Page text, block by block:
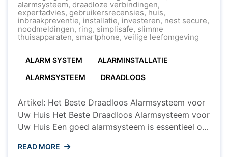
Tips
Aanbevelingen
alarmsysteem, draadloze verbindingen,
expertadvies, gebruikersrecensies, huis,
inbraakpreventie, installatie, investeren, nest secure,
noodmeldingen, ring, simplisafe, slimme
thuisapparaten, smartphone, veilige leefomgeving
ALARM SYSTEM
ALARMINSTALLATIE
ALARMSYSTEEM
DRAADLOOS
Artikel: Het Beste Draadloos Alarmsysteem voor
Uw Huis Het Beste Draadloos Alarmsysteem voor
Uw Huis Een goed alarmsysteem is essentieel om
indringers en ongewenste situaties. Met de
READ MORE